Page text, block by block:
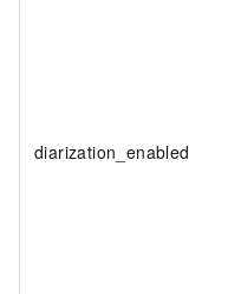
diarization_enabled